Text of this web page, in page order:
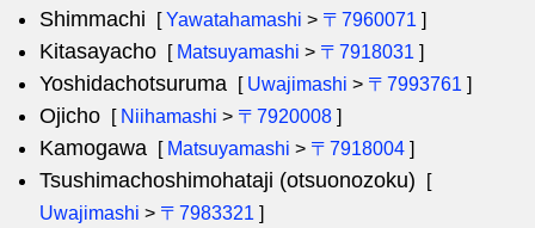
Shimmachi [Yawatahamashi > 〒7960071 ]
Kitasayacho [ Matsuyamashi > 〒7918031 ]
Yoshidachotsuruma [ Uwajimashi > 〒7993761 ]
Ojicho [ Niihamashi > 〒7920008 ]
Kamogawa [ Matsuyamashi > 〒7918004 ]
Tsushimachoshimohataji (otsuonozoku)
[
Uwajimashi > 〒7983321 ]